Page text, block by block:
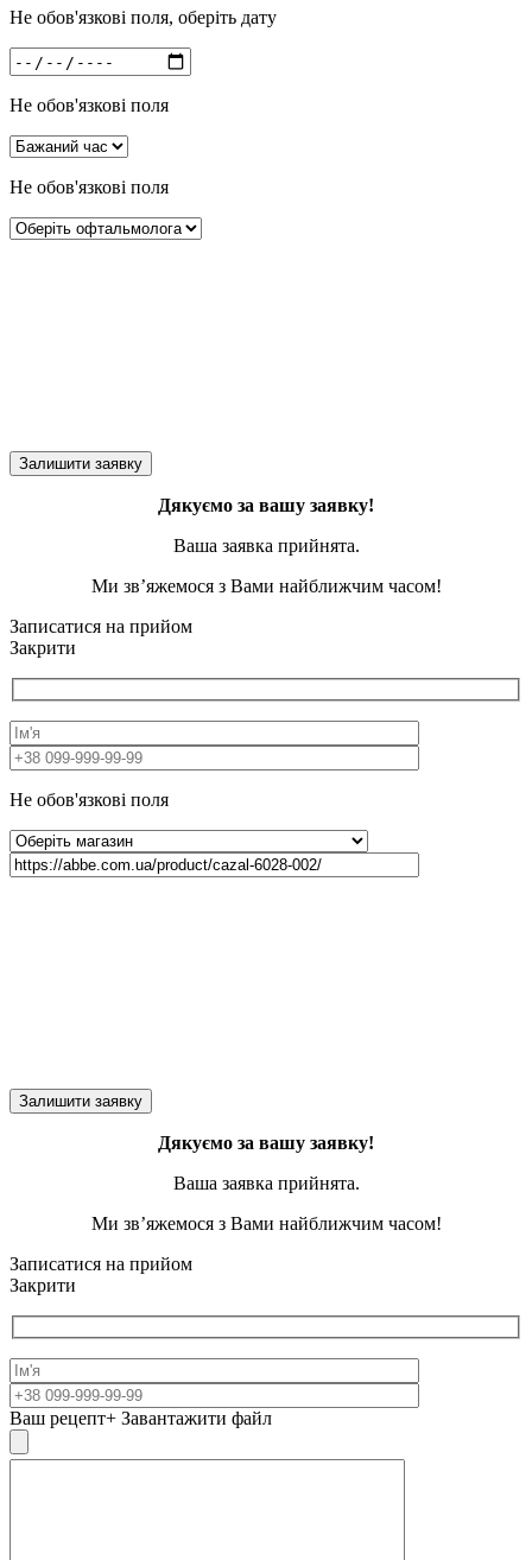
Не обов'язкові поля, оберіть дату
Не обов'язкові поля
Не обов'язкові поля
Дякуємо за вашу заявку!
Ваша заявка прийнята.
Ми зв’яжемося з Вами найближчим часом!
Записатися на прийом
Закрити
Не обов'язкові поля
Дякуємо за вашу заявку!
Ваша заявка прийнята.
Ми зв’яжемося з Вами найближчим часом!
Записатися на прийом
Закрити
Ваш рецепт+ Завантажити файл